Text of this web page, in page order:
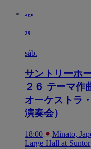
ago
29
sáb.
サントリーホ
２６ テーマ作
オーケストラ
演奏会）
18:00 Minato,
Large Hall at